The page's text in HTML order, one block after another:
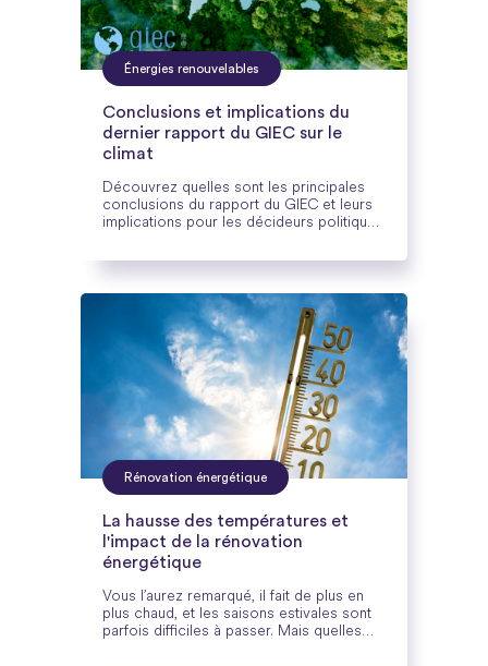
Énergies renouvelables
Conclusions et implications du
dernier rapport du GIEC sur le
climat
Découvrez quelles sont les principales
conclusions du rapport du GIEC et leurs
implications pour les décideurs politiques
Rénovation énergétique
La hausse des températures et
l'impact de la rénovation
énergétique
Vous l’aurez remarqué, il fait de plus en
plus chaud, et les saisons estivales sont
parfois difficiles à passer. Mais quelles